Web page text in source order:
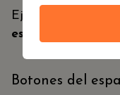
Ejercicio muy
estimular la
Botones del